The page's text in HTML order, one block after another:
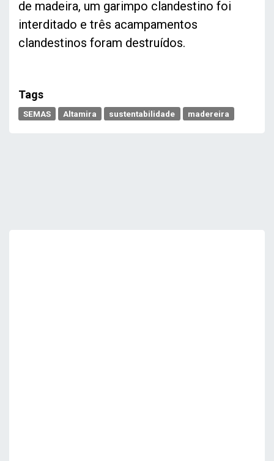
de madeira, um garimpo clandestino foi
interditado e três acampamentos
clandestinos foram destruídos.
Tags
SEMAS Altamira sustentabilidade madereira